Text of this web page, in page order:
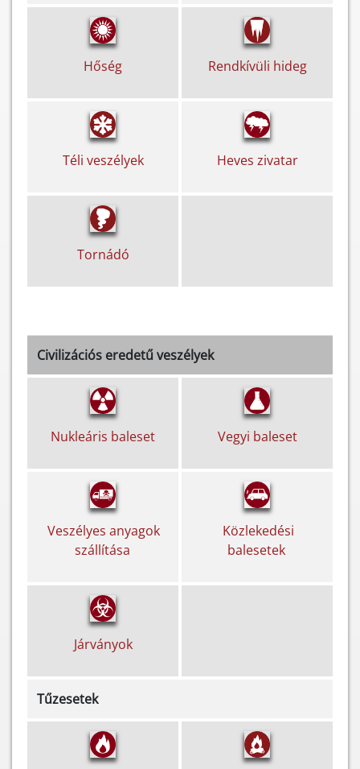
Hőség Rendkívüli hideg
Téli veszélyek Heves zivatar
Tornádó
Civilizációs eredetű veszélyek
Nukleáris baleset Vegyi baleset
Veszélyes anyagok
szállítása
Közlekedési
balesetek
Járványok
Tűzesetek